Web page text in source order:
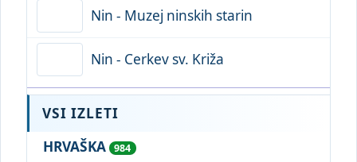
Nin - Muzej ninskih starin
Nin - Cerkev sv. Križa
VSI IZLETI
HRVAŠKA
984